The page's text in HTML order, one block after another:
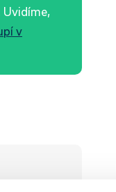
Uvidíme,
v